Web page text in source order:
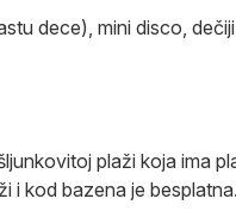
dece), mini disco,
plaži koja ima
i kod bazena je besplatna.